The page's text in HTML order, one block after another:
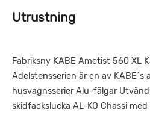
Utrustning
Fabriksny KABE Ametist 560 XL
Ädelstensserien är en av KABE´s
husvagnsserier Alu-fälgar
skidfackslucka AL-KO Chassi